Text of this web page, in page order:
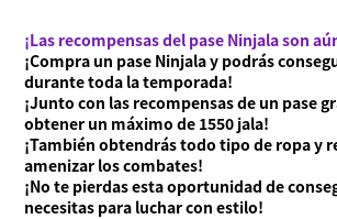
¡Las recompensas del pase Ninjala son
¡Compra un pase Ninjala y podrás
durante toda la temporada!
¡Junto con las recompensas de un pase
obtener un máximo de 1550 jala!
¡También obtendrás todo tipo de ropa y
amenizar los combates!
¡No te pierdas esta oportunidad de
necesitas para luchar con estilo!